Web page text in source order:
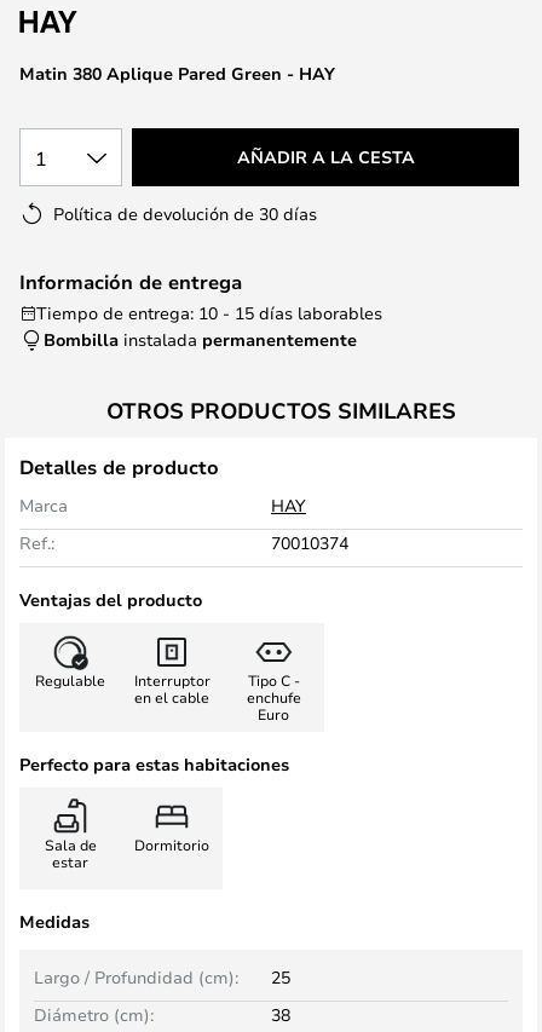
de
Matin 380 Aplique Pared Green - HAY
1 AÑADIR A LA CESTA
Política de devolución de 30 días
Información de entrega
Tiempo de entrega: 10 - 15 días laborables
Bombilla instalada permanentemente
OTROS PRODUCTOS SIMILARES
Detalles de producto
Marca
HAY
Ref.:
70010374
Ventajas del producto
Regulable
Interruptor
en el cable
Tipo C -
enchufe
Euro
Perfecto para estas habitaciones
Sala de
estar
Dormitorio
Medidas
Largo / Profundidad (cm):
25
Diámetro (cm):
38